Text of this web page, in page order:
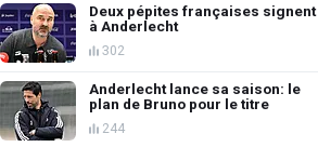
Deux pépites françaises signent
à Anderlecht
302
Anderlecht lance sa saison: le
plan de Bruno pour le titre
244